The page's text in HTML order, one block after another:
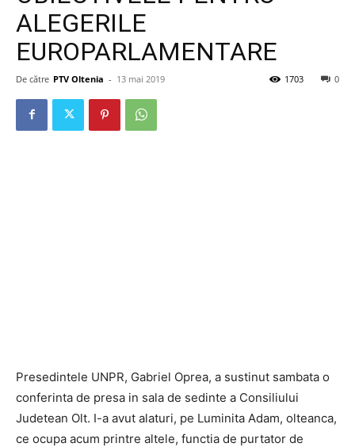
ALEGERILE
EUROPARLAMENTARE
De către PTV Oltenia - 13 mai 2019 0
1703
Presedintele UNPR, Gabriel Oprea, a sustinut sambata o
conferinta de presa in sala de sedinte a Consiliului
Judetean Olt. I-a avut alaturi, pe Luminita Adam, olteanca,
ce ocupa acum printre altele, functia de purtator de